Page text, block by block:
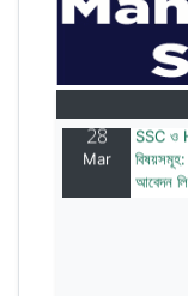
২০টির
আবেদন
28
Mar
SSC ও
আবেদন